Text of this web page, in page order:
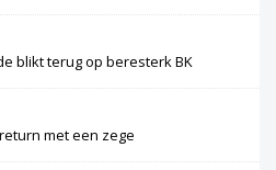
blikt terug op beresterk BK
met een zege